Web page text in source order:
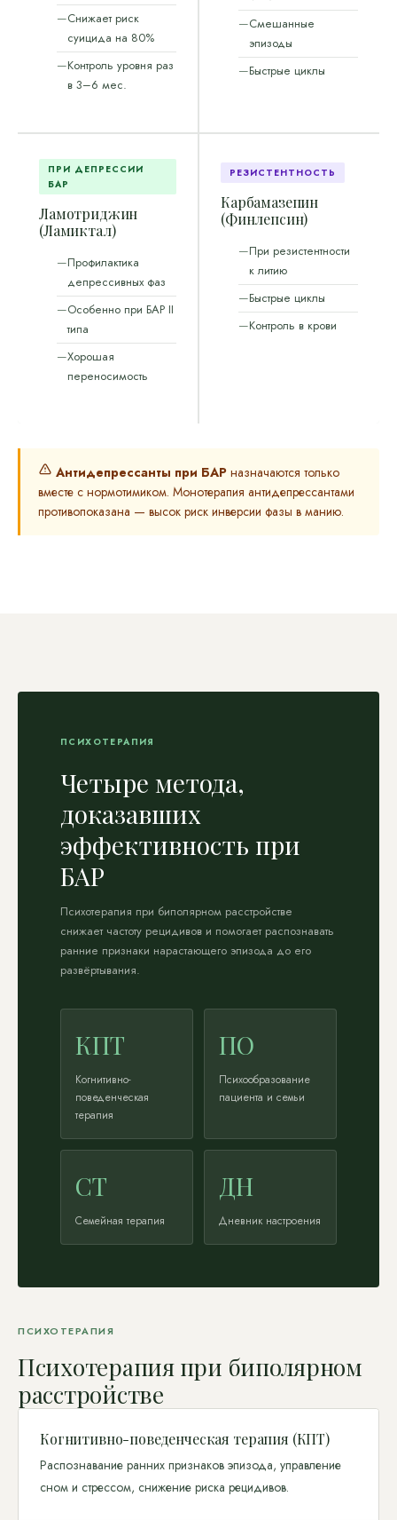
Снижает риск
суицида на 80%
Контроль уровня раз
в 3–6 мес.
Смешанные
эпизоды
Быстрые циклы
ПРИ ДЕПРЕССИИ
БАР
Ламотриджин
(Ламиктал)
Профилактика
депрессивных фаз
Особенно при БАР II
типа
Хорошая
переносимость
РЕЗИСТЕНТНОСТЬ
Карбамазепин
(Финлепсин)
При резистентности
к литию
Быстрые циклы
Контроль в крови
Антидепрессанты при БАР назначаются только
вместе с нормотимиком. Монотерапия антидепрессантами
противопоказана — высок риск инверсии фазы в манию.
ПСИХОТЕРАПИЯ
Четыре метода,
доказавших
эффективность при
БАР
Психотерапия при биполярном расстройстве
снижает частоту рецидивов и помогает распознавать
ранние признаки нарастающего эпизода до его
развёртывания.
КПТ
Когнитивно-
поведенческая
терапия
ПО
Психообразование
пациента и семьи
СТ
Семейная терапия
ДН
Дневник настроения
ПСИХОТЕРАПИЯ
Психотерапия при биполярном
расстройстве
Когнитивно-поведенческая терапия (КПТ)
Распознавание ранних признаков эпизода, управление
сном и стрессом, снижение риска рецидивов.